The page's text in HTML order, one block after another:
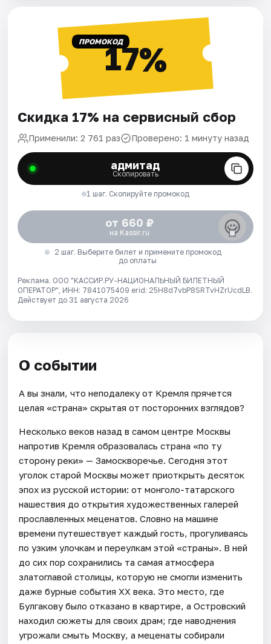
ПРОМОКОД17%
Скидка 17% на сервисный сбор
Применили: 2 761 раз Проверено: 1 минуту назад
адмитад
Скопировать
1 шаг. Скопируйте промокод
от 660 ₽
на Kassir.ru
2 шаг. Выберите билет и примените промокод
до оплаты
Реклама. ООО "КАССИР.РУ-НАЦИОНАЛЬНЫЙ БИЛЕТНЫЙ
ОПЕРАТОР", ИНН: 7841075409 erid: 25H8d7vbP8SRTvHZrUcdLB.
Действует до 31 августа 2026
О событии
А вы знали, что неподалеку от Кремля прячется
целая «страна» скрытая от посторонних взглядов?
Несколько веков назад в самом центре Москвы
напротив Кремля образовалась страна «по ту
сторону реки» — Замоскворечье. Сегодня этот
уголок старой Москвы может приоткрыть десяток
эпох из русской истории: от монголо-татарского
нашествия до открытия художественных галерей
прославленных меценатов. Словно на машине
времени путешествует каждый гость, прогуливаясь
по узким улочкам и переулкам этой «страны». В ней
до сих пор сохранились та самая атмосфера
златоглавой столицы, которую не смогли изменить
даже бурные события XX века. Это место, где
Булгакову было отказано в квартире, а Островский
находил сюжеты для своих драм; где наводнения
угрожали смыть Москву, а меценаты собирали